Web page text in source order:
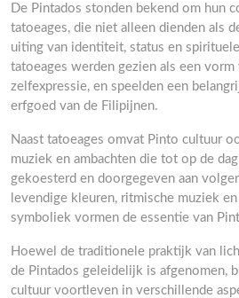
De Pintados stonden bekend om hun
tatoeages, die niet alleen dienden als
uiting van identiteit, status en
tatoeages werden gezien als een vorm
zelfexpressie, en speelden een
erfgoed van de Filipijnen.
Naast tatoeages omvat Pinto cultuur
muziek en ambachten die tot op de
gekoesterd en doorgegeven aan
levendige kleuren, ritmische muziek
symboliek vormen de essentie van
Hoewel de traditionele praktijk van
de Pintados geleidelijk is afgenomen,
cultuur voortleven in verschillende